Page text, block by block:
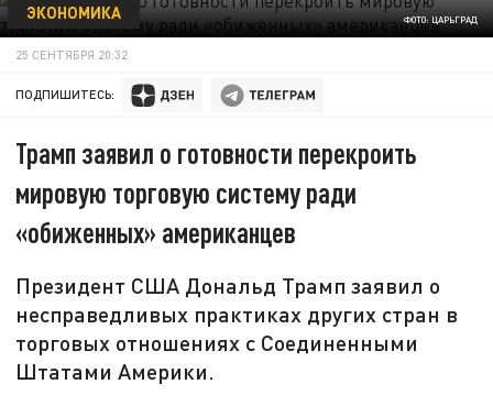
ФОТО: ЦАРЬГРАД
ЭКОНОМИКА
25 СЕНТЯБРЯ 20:32
ПОДПИШИТЕСЬ:
Трамп заявил о готовности перекроить
мировую торговую систему ради
«обиженных» американцев
Президент США Дональд Трамп заявил о
несправедливых практиках других стран в
торговых отношениях с Соединенными
Штатами Америки.